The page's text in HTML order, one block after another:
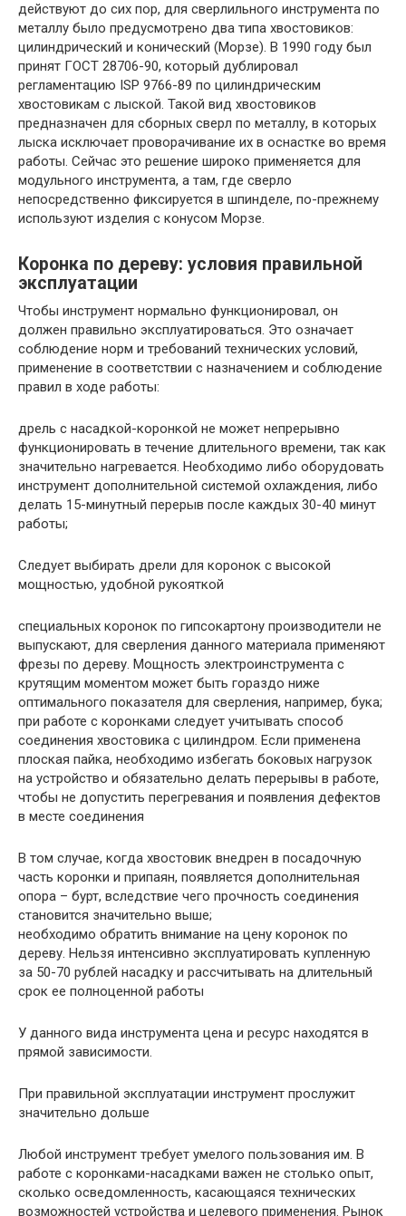
действуют до сих пор, для сверлильного инструмента по
металлу было предусмотрено два типа хвостовиков:
цилиндрический и конический (Морзе). В 1990 году был
принят ГОСТ 28706-90, который дублировал
регламентацию ISP 9766-89 по цилиндрическим
хвостовикам с лыской. Такой вид хвостовиков
предназначен для сборных сверл по металлу, в которых
лыска исключает проворачивание их в оснастке во время
работы. Сейчас это решение широко применяется для
модульного инструмента, а там, где сверло
непосредственно фиксируется в шпинделе, по-прежнему
используют изделия с конусом Морзе.
Коронка по дереву: условия правильной
эксплуатации
Чтобы инструмент нормально функционировал, он
должен правильно эксплуатироваться. Это означает
соблюдение норм и требований технических условий,
применение в соответствии с назначением и соблюдение
правил в ходе работы:
дрель с насадкой-коронкой не может непрерывно
функционировать в течение длительного времени, так как
значительно нагревается. Необходимо либо оборудовать
инструмент дополнительной системой охлаждения, либо
делать 15-минутный перерыв после каждых 30-40 минут
работы;
Следует выбирать дрели для коронок с высокой
мощностью, удобной рукояткой
специальных коронок по гипсокартону производители не
выпускают, для сверления данного материала применяют
фрезы по дереву. Мощность электроинструмента с
крутящим моментом может быть гораздо ниже
оптимального показателя для сверления, например, бука;
при работе с коронками следует учитывать способ
соединения хвостовика с цилиндром. Если применена
плоская пайка, необходимо избегать боковых нагрузок
на устройство и обязательно делать перерывы в работе,
чтобы не допустить перегревания и появления дефектов
в месте соединения
В том случае, когда хвостовик внедрен в посадочную
часть коронки и припаян, появляется дополнительная
опора – бурт, вследствие чего прочность соединения
становится значительно выше;
необходимо обратить внимание на цену коронок по
дереву. Нельзя интенсивно эксплуатировать купленную
за 50-70 рублей насадку и рассчитывать на длительный
срок ее полноценной работы
У данного вида инструмента цена и ресурс находятся в
прямой зависимости.
При правильной эксплуатации инструмент прослужит
значительно дольше
Любой инструмент требует умелого пользования им. В
работе с коронками-насадками важен не столько опыт,
сколько осведомленность, касающаяся технических
возможностей устройства и целевого применения. Рынок